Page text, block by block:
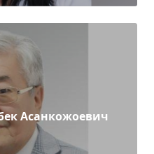
Асанкожоевич